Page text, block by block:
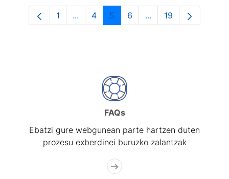
Orrialdea
1 ...Intermediate Pages Use TAB to
Orrialdea
4 Orrialdea
5 Orrialdea
6 ...Intermediate Pages
Orrialdea
19
FAQs
Ebatzi gure webgunean parte hartzen duten
prozesu exberdinei buruzko zalantzak